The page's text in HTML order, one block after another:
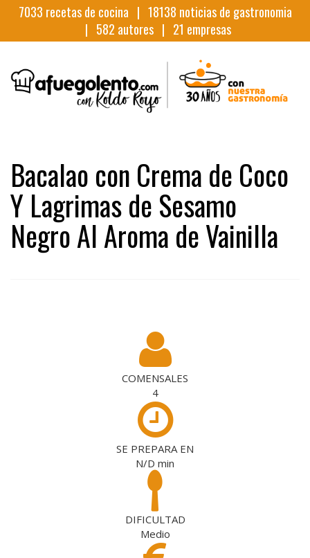
7033 recetas de cocina | 18138 noticias de gastronomia
| 582 autores | 21 empresas
Bacalao con Crema de Coco
Y Lagrimas de Sesamo
Negro Al Aroma de Vainilla
COMENSALES
4
SE PREPARA EN
N/D min
DIFICULTAD
Medio